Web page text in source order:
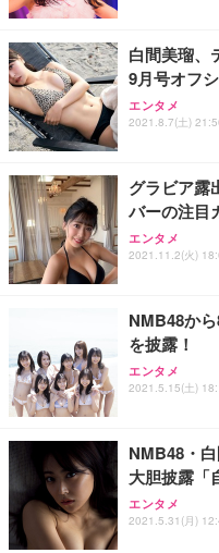
白間美瑠、
9月号オフ
エンタメ
2021.8.7(土)
グラビア露
バーの注目
エンタメ
2021.11.2(火)
NMB48か
を披露！
エンタメ
2021.5.15(土)
NMB48・
大胆披露「
エンタメ
2021.5.31(月)